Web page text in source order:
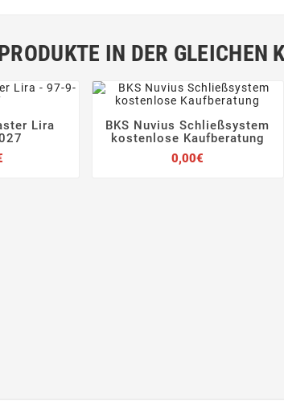
IN DER GLEICHEN
Lira
Preis
   
BKS Nuvius Schließsystem
kostenlose Kaufberatung
0,00€